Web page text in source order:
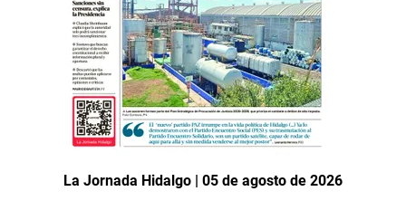
La Jornada Hidalgo | 05 de agosto de 2026